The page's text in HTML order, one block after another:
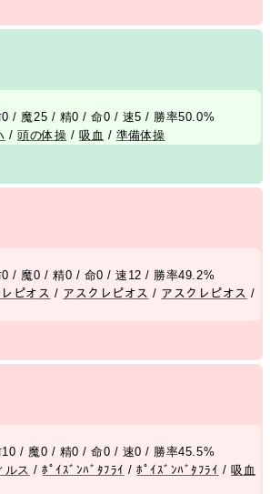
/ 魔25 / 精0 / 命0 / 速5 / 勝率50.0%
/頭の体操 /吸血 / 準備体操
/ 魔0 / 精0 / 命0 / 速12 / 勝率49.2%
ピオス / アスクレピオス / アスクレピオス /
/ 魔0 / 精0 / 命0 / 速0 / 勝率45.5%
ルス /ﾎﾟｲｽﾞﾝﾊﾞﾀﾌﾗｲ /ﾎﾟｲｽﾞﾝﾊﾞﾀﾌﾗｲ / 吸血